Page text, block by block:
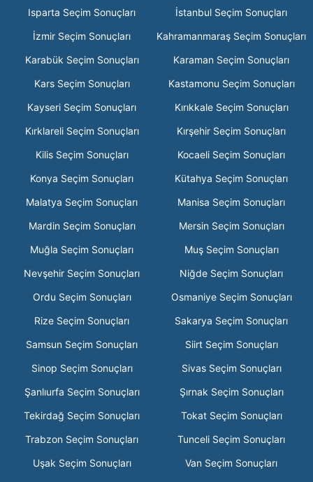
Isparta Seçim Sonuçları
İstanbul Seçim Sonuçları
İzmir Seçim Sonuçları
Kahramanmaraş Seçim Sonuçları
Karabük Seçim Sonuçları
Karaman Seçim Sonuçları
Kars Seçim Sonuçları
Kastamonu Seçim Sonuçları
Kayseri Seçim Sonuçları
Kırıkkale Seçim Sonuçları
Kırklareli Seçim Sonuçları
Kırşehir Seçim Sonuçları
Kilis Seçim Sonuçları
Kocaeli Seçim Sonuçları
Konya Seçim Sonuçları
Kütahya Seçim Sonuçları
Malatya Seçim Sonuçları
Manisa Seçim Sonuçları
Mardin Seçim Sonuçları
Mersin Seçim Sonuçları
Muğla Seçim Sonuçları
Muş Seçim Sonuçları
Nevşehir Seçim Sonuçları
Niğde Seçim Sonuçları
Ordu Seçim Sonuçları
Osmaniye Seçim Sonuçları
Rize Seçim Sonuçları
Sakarya Seçim Sonuçları
Samsun Seçim Sonuçları
Siirt Seçim Sonuçları
Sinop Seçim Sonuçları
Sivas Seçim Sonuçları
Şanlıurfa Seçim Sonuçları
Şırnak Seçim Sonuçları
Tekirdağ Seçim Sonuçları
Tokat Seçim Sonuçları
Trabzon Seçim Sonuçları
Tunceli Seçim Sonuçları
Uşak Seçim Sonuçları
Van Seçim Sonuçları